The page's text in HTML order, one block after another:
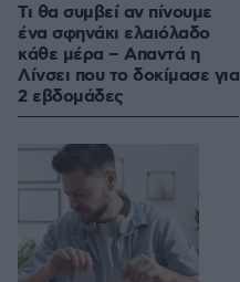
Τι θα συμβεί αν πίνουμε
ένα σφηνάκι ελαιόλαδο
κάθε μέρα – Απαντά η
Λίνσει που το δοκίμασε για
2 εβδομάδες